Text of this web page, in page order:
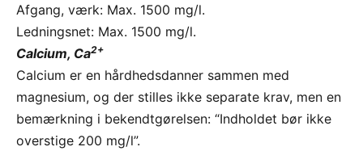
Afgang, værk: Max. 1500 mg/l.
Ledningsnet: Max. 1500 mg/l.
Calcium, Ca2+
Calcium er en hårdhedsdanner sammen med
magnesium, og der stilles ikke separate krav, men en
bemærkning i bekendtgørelsen: “Indholdet bør ikke
overstige 200 mg/l”.